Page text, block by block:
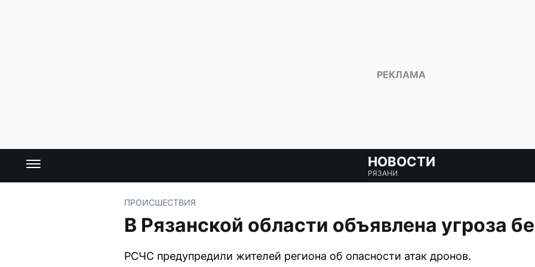
НОВОСТИ
РЯЗАНИ
ПРОИСШЕСТВИЯ
В Рязанской области объявлена угроза
РСЧС предупредили жителей региона об опасности атак дронов.